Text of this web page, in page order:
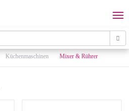
Küchenmaschinen Mixer & Rührer